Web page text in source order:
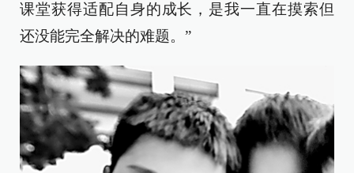
课堂获得适配自身的成长，是我一直在摸索但
还没能完全解决的难题。”